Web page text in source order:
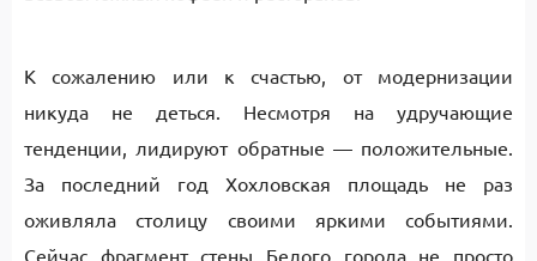
К сожалению или к счастью, от модернизации
никуда не деться. Несмотря на удручающие
тенденции, лидируют обратные — положительные.
За последний год Хохловская площадь не раз
оживляла столицу своими яркими событиями.
Сейчас фрагмент стены Белого города не просто